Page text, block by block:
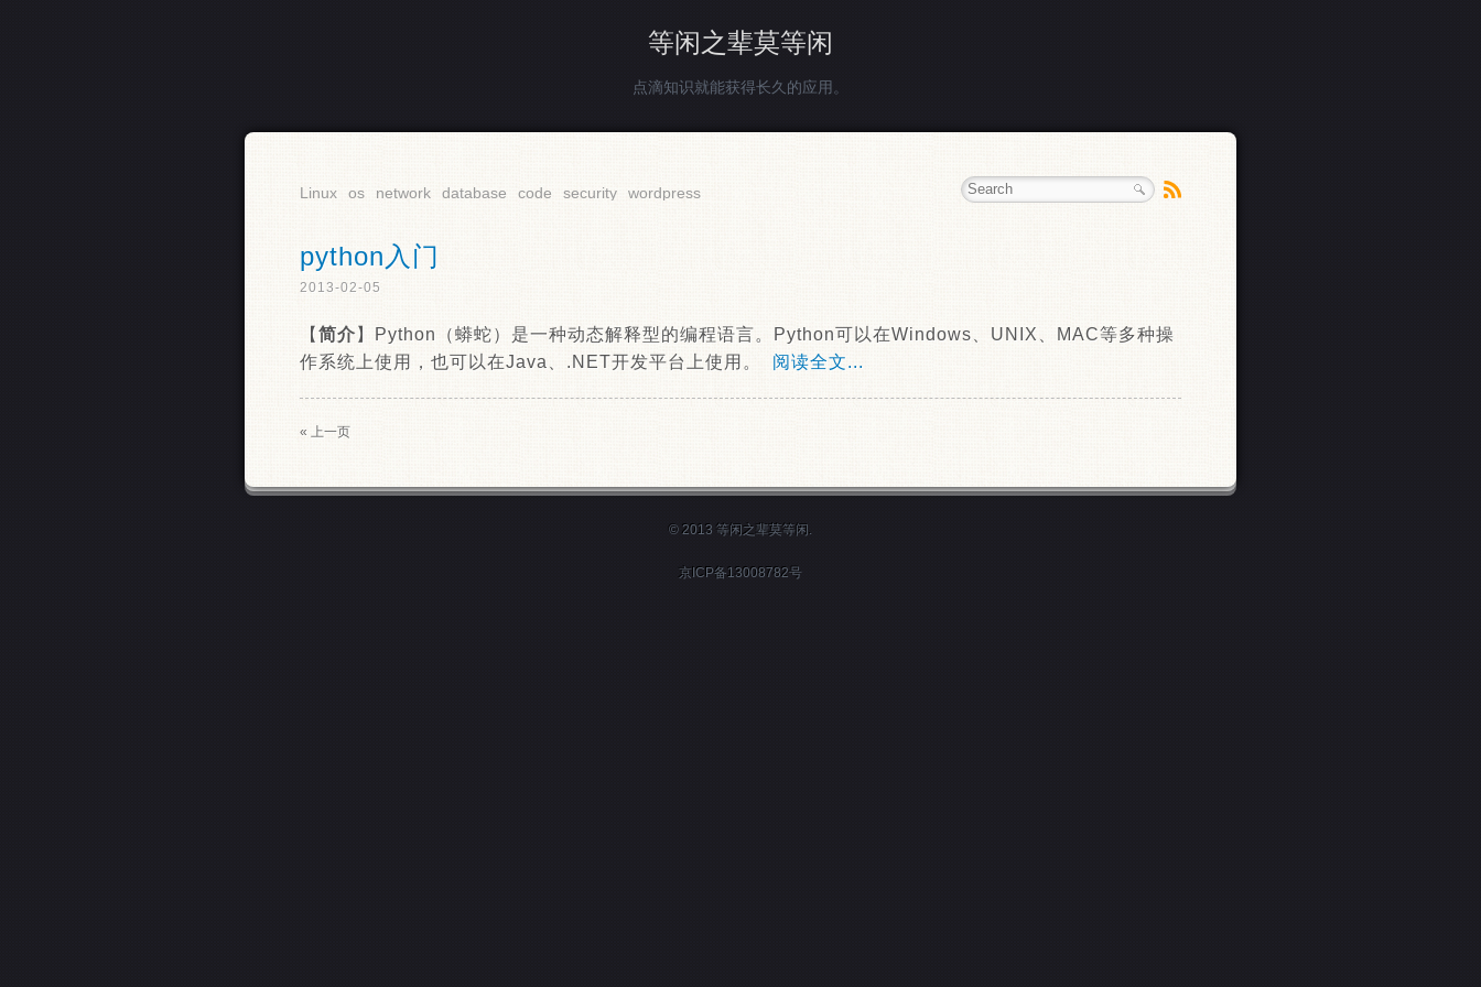
等闲之辈莫等闲
点滴知识就能获得长久的应用。
Linux os network database code security wordpress
python入门
2013-02-05
【 简介】Python（蟒蛇）是一种动态解释型的编程语言。Python可以在Windows、UNIX、MAC等多种操
作系统上使用，也可以在Java、.NET开发平台上使用。 阅读全文...
« 上一页
© 2013 等闲之辈莫等闲.
京ICP备13008782号